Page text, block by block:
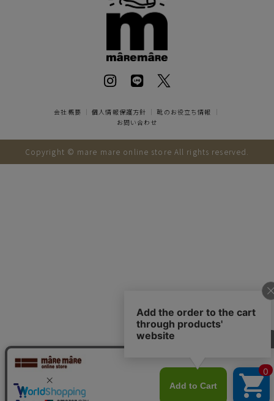
会社概要 ｜個人情報保護方針 ｜靴のお役立ち情報
｜
お問い合わせ
Copyright © mare mare online store All rights reserved.